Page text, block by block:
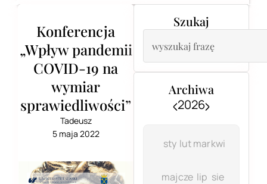
Konferencja
„Wpływ pandemii
COVID-19 na
wymiar
sprawiedliwości”
Tadeusz
5 maja 2022
Szukaj
Archiwa
2026
sty lutmarkwi
majcze lip sie